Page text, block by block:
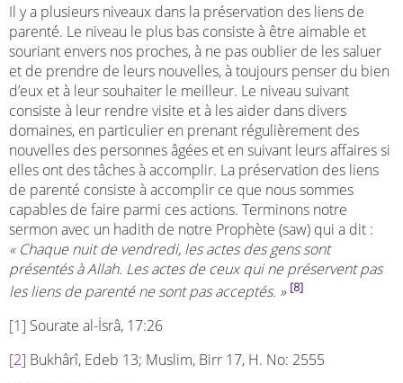
Il y a plusieurs niveaux dans la préservation des liens de
parenté. Le niveau le plus bas consiste à être aimable et
souriant envers nos proches, à ne pas oublier de les saluer
et de prendre de leurs nouvelles, à toujours penser du bien
d’eux et à leur souhaiter le meilleur. Le niveau suivant
consiste à leur rendre visite et à les aider dans divers
domaines, en particulier en prenant régulièrement des
nouvelles des personnes âgées et en suivant leurs affaires si
elles ont des tâches à accomplir. La préservation des liens
de parenté consiste à accomplir ce que nous sommes
capables de faire parmi ces actions. Terminons notre
sermon avec un hadith de notre Prophète (saw) qui a dit :
« Chaque nuit de vendredi, les actes des gens sont
présentés à Allah. Les actes de ceux qui ne préservent pas
les liens de parenté ne sont pas acceptés. » [8]
[1] Sourate al-İsrâ, 17:26
[2] Bukhârî, Edeb 13; Muslim, Birr 17, H. No: 2555